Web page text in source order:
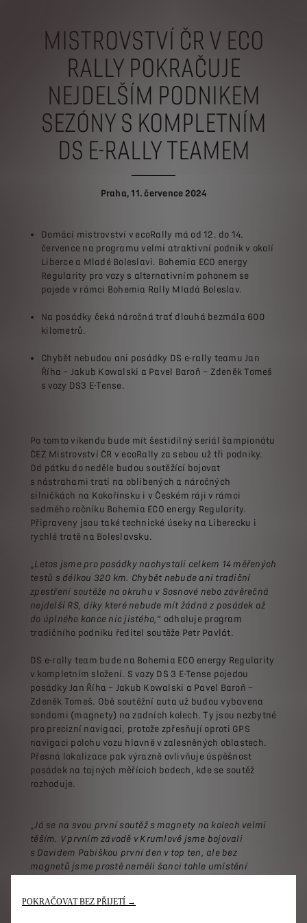
MISTROVSTVÍ ČR V ECO
RALLY POKRAČUJE
NEJDELŠÍM PODNIKEM
SEZÓNY S KOMPLETNÍM
DS E-RALLY TEAMEM
Praha, 11. července 2024
Domácí mistrovství v ecoRally má od 12. do 14.
července na programu velmi atraktivní podnik v okolí
Liberce a Mladé Boleslavi. Bohemia ECO energy
Regularity pro vozy s alternativním pohonem se
pojede v rámci Bohemia Rally Mladá Boleslav.
Na posádky čeká náročná trať dlouhá bezmála 600
kilometrů.
Chybět nebudou ani posádky DS e-rally teamu Jan
Říha – Jakub Kowalski a Pavel Baroň – Zdeněk Tomeš
s vozy DS3 E-Tense.
Po tomto víkendu bude mít šestidílný seriál šampionátu
ČEZ Mistrovství ČR v ecoRally za sebou už tři podniky.
Od pátku do neděle budou soutěžící bojovat
s nástrahami trati na oblíbených a náročných
silničkách na Kokořínsku i v Českém ráji v rámci
sedmého ročníku Bohemia ECO energy Regularity.
Připraveny jsou také technické úseky na Liberecku i
rychlé tratě na Boleslavsku.
„Letos jsme pro posádky nachystali celkem 14 měřených
testů s délkou 320 km. Chybět nebude ani tradiční
zpestření soutěže na okruhu v Sosnové nebo závěrečná
nejdelší RS, díky které nebude mít žádná z posádek až
do úplného konce nic jistého, “ odhaluje program
tradičního podniku ředitel soutěže Petr Pavlát.
DS e-rally team bude na Bohemia ECO energy Regularity
v kompletním složení. S vozy DS 3 E-Tense pojedou
posádky Jan Říha – Jakub Kowalski a Pavel Baroň –
Zdeněk Tomeš. Obě soutěžní auta už budou vybavena
sondami (magnety) na zadních kolech. Ty jsou nezbytné
pro precizní navigaci, protože zpřesňují oproti GPS
navigaci polohu vozu hlavně v zalesněných oblastech.
Přesná lokalizace pak výrazně ovlivňuje úspěšnost
posádek na tajných měřících bodech, kde se soutěž
rozhoduje.
„Já se na svou první soutěž s magnety na kolech velmi
těším. V prvním závodě v Krumlově jsme bojovali
s Davidem Pabiškou první den v top ten, ale bez
magnetů jsme prostě neměli šanci tohle umístění
startovního pole. A taky se těším na premiéru mého
nového navigátora Jakuba Kowalského. Na Bohemku
POKRAČOVAT BEZ PŘIJETÍ →